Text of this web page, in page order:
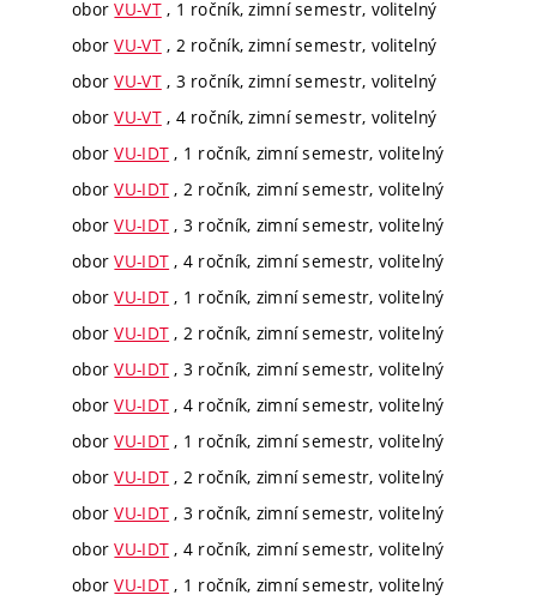
oborVU-VT, 1 ročník, zimní semestr, volitelný
oborVU-VT, 2 ročník, zimní semestr, volitelný
oborVU-VT, 3 ročník, zimní semestr, volitelný
oborVU-VT, 4 ročník, zimní semestr, volitelný
oborVU-IDT , 1 ročník, zimní semestr, volitelný
oborVU-IDT , 2 ročník, zimní semestr, volitelný
oborVU-IDT , 3 ročník, zimní semestr, volitelný
oborVU-IDT , 4 ročník, zimní semestr, volitelný
oborVU-IDT , 1 ročník, zimní semestr, volitelný
oborVU-IDT , 2 ročník, zimní semestr, volitelný
oborVU-IDT , 3 ročník, zimní semestr, volitelný
oborVU-IDT , 4 ročník, zimní semestr, volitelný
oborVU-IDT , 1 ročník, zimní semestr, volitelný
oborVU-IDT , 2 ročník, zimní semestr, volitelný
oborVU-IDT , 3 ročník, zimní semestr, volitelný
oborVU-IDT , 4 ročník, zimní semestr, volitelný
oborVU-IDT , 1 ročník, zimní semestr, volitelný